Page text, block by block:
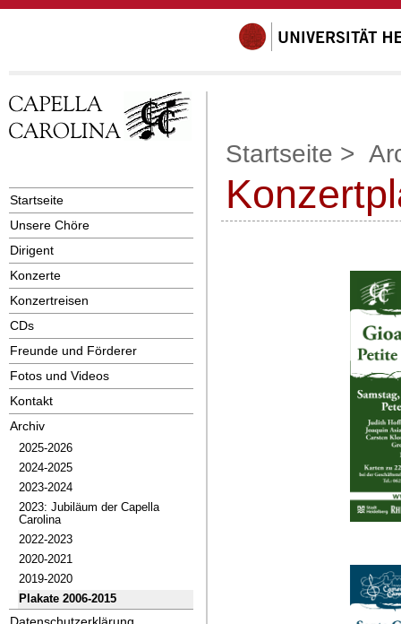
Startseite
Unsere Chöre
Dirigent
Konzerte
Konzertreisen
CDs
Freunde und Förderer
Fotos und Videos
Kontakt
Archiv
2025-2026
2024-2025
2023-2024
2023: Jubiläum der Capella
Carolina
2022-2023
2020-2021
2019-2020
Plakate 2006-2015
Startseite >